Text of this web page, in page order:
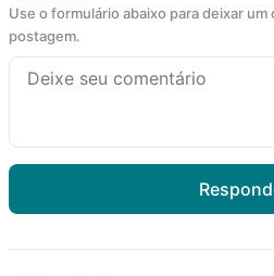
Use o formulário abaixo para deixar
postagem.